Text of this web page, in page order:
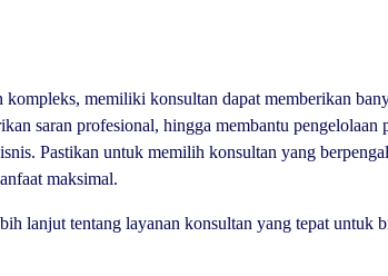
memiliki konsultan dapat memberikan
saran profesional, hingga membantu
Pastikan untuk memilih konsultan yang
maksimal.
lanjut tentang layanan konsultan yang tepat untuk